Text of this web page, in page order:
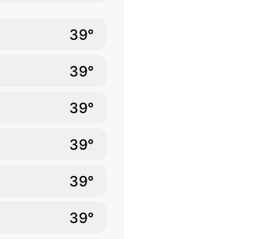
39°
39°
39°
39°
39°
39°